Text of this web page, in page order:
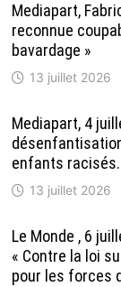
Mediapart,
reconnue
bavardage »
13 juillet 2026
Mediapart, 4
enfants racisés.
13 juillet 2026
Le Monde , 6
« Contre la loi
pour les forces